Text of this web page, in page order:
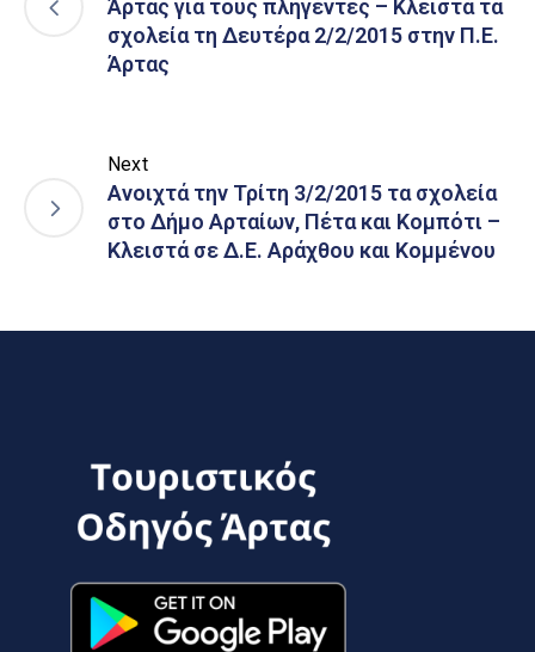
Άρτας για τους πληγέντες – Κλειστά τα
σχολεία τη Δευτέρα 2/2/2015 στην Π.Ε.
Άρτας
Next
Ανοιχτά την Τρίτη 3/2/2015 τα σχολεία
στο Δήμο Αρταίων, Πέτα και Κομπότι –
Κλειστά σε Δ.Ε. Αράχθου και Κομμένου